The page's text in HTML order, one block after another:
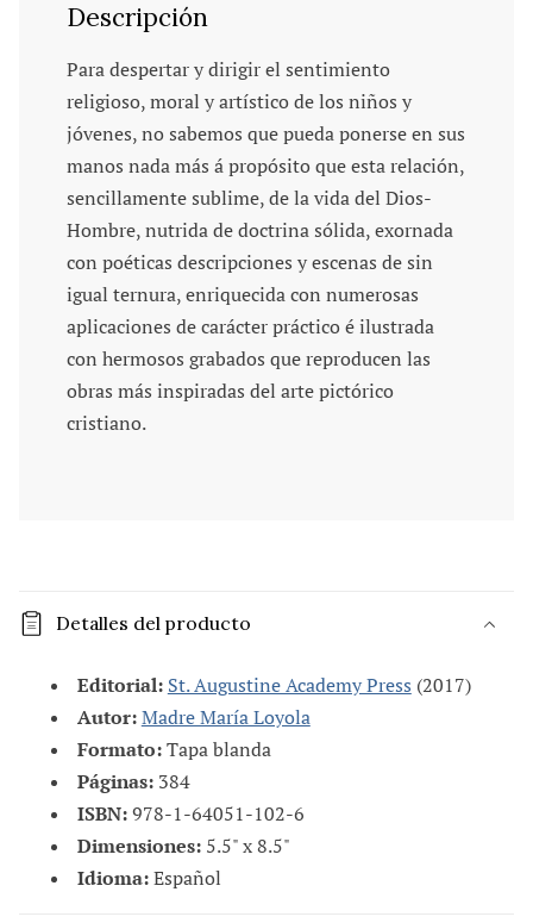
Descripción
Para despertar y dirigir el sentimiento
religioso, moral y artístico de los niños y
jóvenes, no sabemos que pueda ponerse en sus
manos nada más á propósito que esta relación,
sencillamente sublime, de la vida del Dios-
Hombre, nutrida de doctrina sólida, exornada
con poéticas descripciones y escenas de sin
igual ternura, enriquecida con numerosas
aplicaciones de carácter práctico é ilustrada
con hermosos grabados que reproducen las
obras más inspiradas del arte pictórico
cristiano.
o
n
Detalles del producto
Editorial: St. Augustine Academy Press (2017)
Autor: Madre María Loyola
Formato:Tapa blanda
Páginas:384
ISBN:978-1-64051-102-6
Dimensiones:5.5" x 8.5"
Idioma:Español